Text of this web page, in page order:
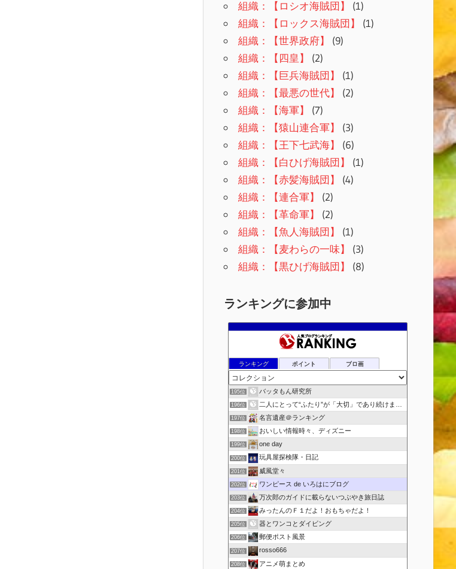
組織：【ロシオ海賊団】
(1)
組織：【ロックス海賊団】
(1)
組織：【世界政府】
(9)
組織：【四皇】
(2)
組織：【巨兵海賊団】
(1)
組織：【最悪の世代】
(2)
組織：【海軍】
(7)
組織：【猿山連合軍】
(3)
組織：【王下七武海】
(6)
組織：【白ひげ海賊団】
(1)
組織：【赤髪海賊団】
(4)
組織：【連合軍】
(2)
組織：【革命軍】
(2)
組織：【魚人海賊団】
(1)
組織：【麦わらの一味】
(3)
組織：【黒ひげ海賊団】
(8)
ランキングに参加中
ランキング ポイント ブロ画
195位 バッタもん研究所
196位 二人にとって“ふたり”が「大切」であり続けますように
197位 名言遺産＠ランキング
198位 おいしい情報時々、ディズニー
199位 one day
200位 玩具屋探検隊・日記
201位 威風堂々
202位 ワンピース de いろはにブログ
203位 万次郎のガイドに載らないつぶやき旅日誌
204位 みったんのＦ１だよ！おもちゃだよ！
205位 器とワンコとダイビング
206位 郵便ポスト風景
207位 rosso666
208位 アニメ萌まとめ